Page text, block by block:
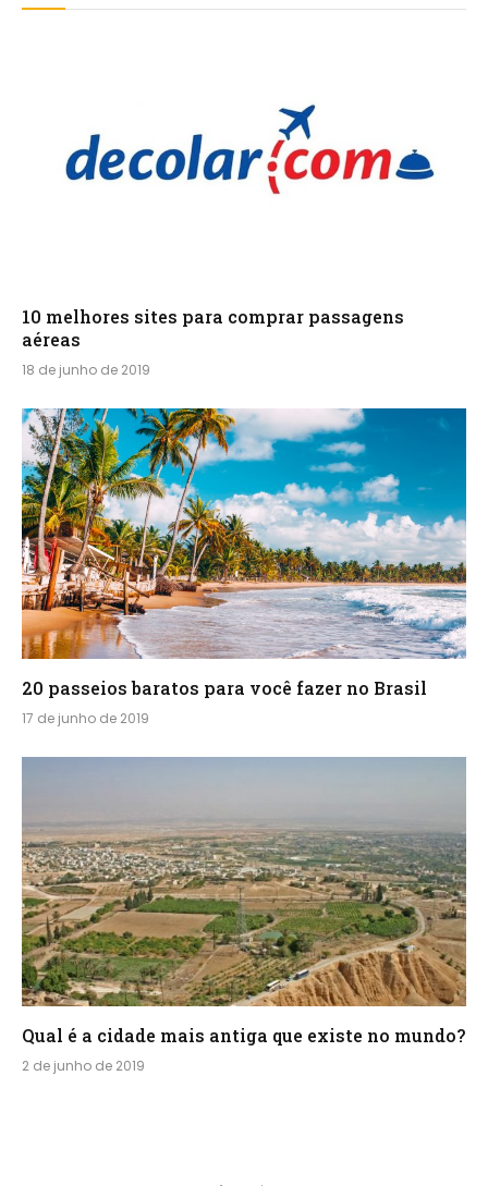
10 melhores sites para comprar passagens
aéreas
18 de junho de 2019
20 passeios baratos para você fazer no Brasil
17 de junho de 2019
Qual é a cidade mais antiga que existe no mundo?
2 de junho de 2019